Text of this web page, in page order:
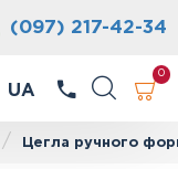
(097) 217-42-34
UA
0
Цегла ручного